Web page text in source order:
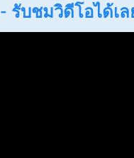
- รับชมวิดีโอได้เล